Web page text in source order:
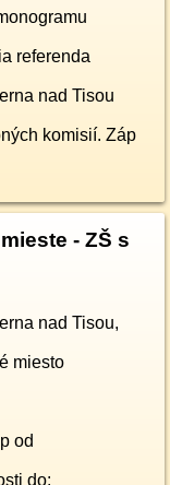
referenda
nad Tisou
komisií. Záp
- ZŠ s
nad Tisou,
miesto
od
do: